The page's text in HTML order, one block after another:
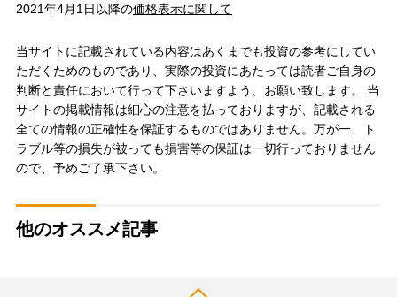
2021年4月1日以降の価格表示に関して
当サイトに記載されている内容はあくまでも投資の参考にしてい
ただくためのものであり、実際の投資にあたっては読者ご自身の
判断と責任において行って下さいますよう、お願い致します。 当
サイトの掲載情報は細心の注意を払っておりますが、記載される
全ての情報の正確性を保証するものではありません。万が一、ト
ラブル等の損失が被っても損害等の保証は一切行っておりません
ので、予めご了承下さい。
他のオススメ記事